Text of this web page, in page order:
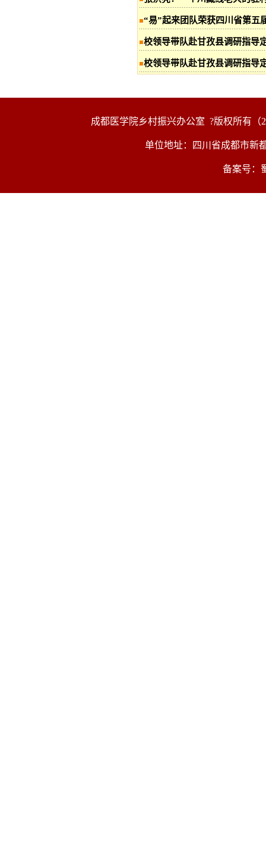
“易”起来团队荣获四川省第五
校领导带队赴甘孜县调研指导
校领导带队赴甘孜县调研指导
成都医学院乡村振兴办公室 ?版权所有（
单位地址：四川省成都市新
备案号：